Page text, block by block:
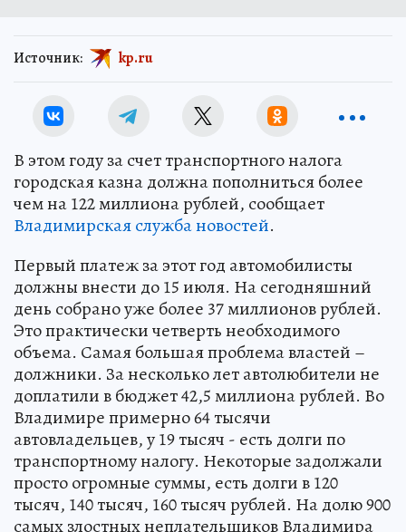
Источник: kp.ru
В этом году за счет транспортного налога
городская казна должна пополниться более
чем на 122 миллиона рублей, сообщает
Владимирская служба новостей.
Первый платеж за этот год автомобилисты
должны внести до 15 июля. На сегодняшний
день собрано уже более 37 миллионов рублей.
Это практически четверть необходимого
объема. Самая большая проблема властей –
должники. За несколько лет автолюбители не
доплатили в бюджет 42,5 миллиона рублей. Во
Владимире примерно 64 тысячи
автовладельцев, у 19 тысяч - есть долги по
транспортному налогу. Некоторые задолжали
просто огромные суммы, есть долги в 120
тысяч, 140 тысяч, 160 тысяч рублей. На долю 900
самых злостных неплательщиков Владимира